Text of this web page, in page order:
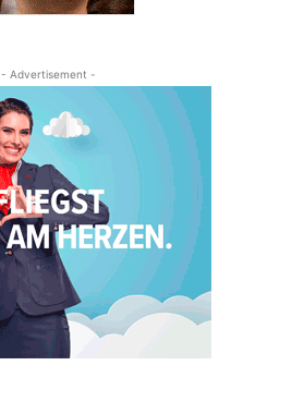
- Advertisement -